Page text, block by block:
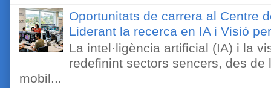
Oportunitats de carrera al Centre
Liderant la recerca en IA i Visió
La intel·ligència artificial (IA) i la
redefinint sectors sencers, des
mobil...